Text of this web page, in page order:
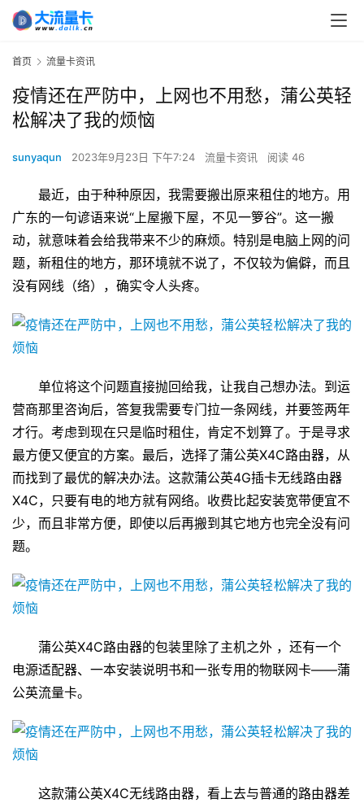
首页 流量卡资讯
疫情还在严防中，上网也不用愁，蒲公英轻
松解决了我的烦恼
sunyaqun 2023年9月23日 下午7:24 流量卡资讯 阅读 46
最近，由于种种原因，我需要搬出原来租住的地方。用
广东的一句谚语来说“上屋搬下屋，不见一箩谷”。这一搬
动，就意味着会给我带来不少的麻烦。特别是电脑上网的问
题，新租住的地方，那环境就不说了，不仅较为偏僻，而且
没有网线（络），确实令人头疼。
单位将这个问题直接抛回给我，让我自己想办法。到运
营商那里咨询后，答复我需要专门拉一条网线，并要签两年
才行。考虑到现在只是临时租住，肯定不划算了。于是寻求
最方便又便宜的方案。最后，选择了蒲公英X4C路由器，从
而找到了最优的解决办法。这款蒲公英4G插卡无线路由器
X4C，只要有电的地方就有网络。收费比起安装宽带便宜不
少，而且非常方便，即使以后再搬到其它地方也完全没有问
题。
蒲公英X4C路由器的包装里除了主机之外 ，还有一个
电源适配器、一本安装说明书和一张专用的物联网卡——蒲
公英流量卡。
这款蒲公英X4C无线路由器，看上去与普通的路由器差